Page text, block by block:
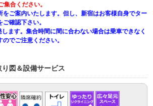
合ください。
をご案内いたします。但し、新宿はお客様自身でター
確認下さい。
ます。集合時間に間に合わない場合は乗車できなく
でご注意ください。
図＆設備サービス